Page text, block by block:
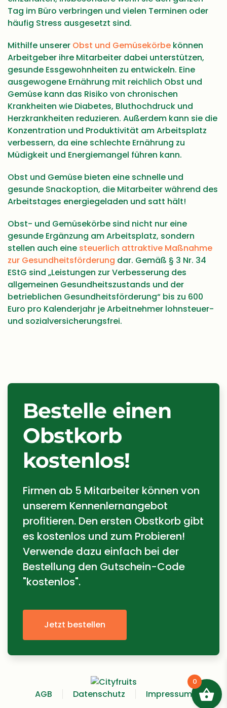
Tag im Büro verbringen und vielen Terminen oder
häufig Stress ausgesetzt sind.
Mithilfe unserer Obst und Gemüsekörbe können
Arbeitgeber ihre Mitarbeiter dabei unterstützen,
gesunde Essgewohnheiten zu entwickeln. Eine
ausgewogene Ernährung mit reichlich Obst und
Gemüse kann das Risiko von chronischen
Krankheiten wie Diabetes, Bluthochdruck und
Herzkrankheiten reduzieren. Außerdem kann sie die
Konzentration und Produktivität am Arbeitsplatz
verbessern, da eine schlechte Ernährung zu
Müdigkeit und Energiemangel führen kann.
Obst und Gemüse bieten eine schnelle und
gesunde Snackoption, die Mitarbeiter während des
Arbeitstages energiegeladen und satt hält!
Obst- und Gemüsekörbe sind nicht nur eine
gesunde Ergänzung am Arbeitsplatz, sondern
stellen auch eine steuerlich attraktive Maßnahme
zur Gesundheitsförderung dar. Gemäß § 3 Nr. 34
EStG sind „Leistungen zur Verbesserung des
allgemeinen Gesundheitszustands und der
betrieblichen Gesundheitsförderung“ bis zu 600
Euro pro Kalenderjahr je Arbeitnehmer lohnsteuer-
und sozialversicherungsfrei.
Bestelle einen
Obstkorb
kostenlos!
Firmen ab 5 Mitarbeiter können von
unserem Kennenlernangebot
profitieren. Den ersten Obstkorb gibt
es kostenlos und zum Probieren!
Verwende dazu einfach bei der
Bestellung den Gutschein-Code
"kostenlos".
Jetzt bestellen
AGB Datenschutz Impressum
0